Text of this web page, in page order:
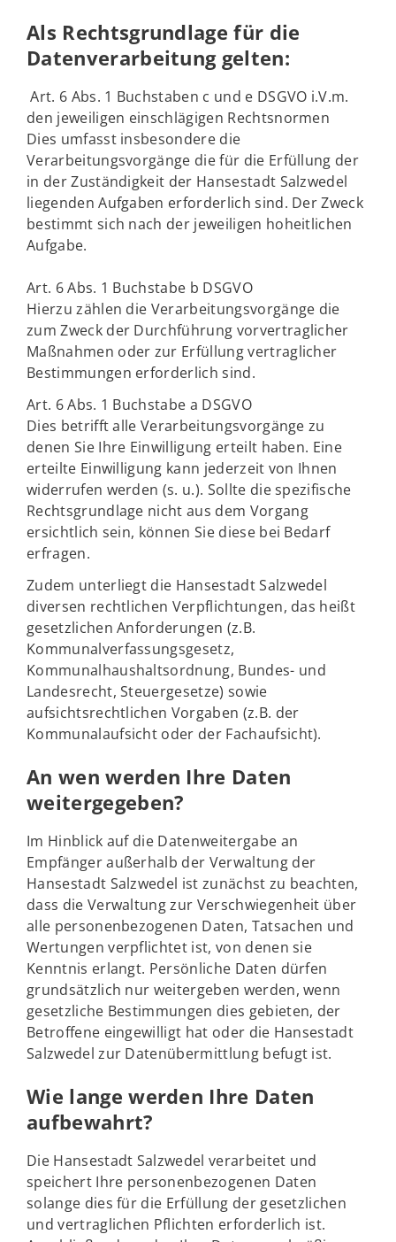
Als Rechtsgrundlage für die
Datenverarbeitung gelten:
Art. 6 Abs. 1 Buchstaben c und e DSGVO i.V.m.
den jeweiligen einschlägigen Rechtsnormen
Dies umfasst insbesondere die
Verarbeitungsvorgänge die für die Erfüllung der
in der Zuständigkeit der Hansestadt Salzwedel
liegenden Aufgaben erforderlich sind. Der Zweck
bestimmt sich nach der jeweiligen hoheitlichen
Aufgabe.
Art. 6 Abs. 1 Buchstabe b DSGVO
Hierzu zählen die Verarbeitungsvorgänge die
zum Zweck der Durchführung vorvertraglicher
Maßnahmen oder zur Erfüllung vertraglicher
Bestimmungen erforderlich sind.
Art. 6 Abs. 1 Buchstabe a DSGVO
Dies betrifft alle Verarbeitungsvorgänge zu
denen Sie Ihre Einwilligung erteilt haben. Eine
erteilte Einwilligung kann jederzeit von Ihnen
widerrufen werden (s. u.). Sollte die spezifische
Rechtsgrundlage nicht aus dem Vorgang
ersichtlich sein, können Sie diese bei Bedarf
erfragen.
Zudem unterliegt die Hansestadt Salzwedel
diversen rechtlichen Verpflichtungen, das heißt
gesetzlichen Anforderungen (z.B.
Kommunalverfassungsgesetz,
Kommunalhaushaltsordnung, Bundes- und
Landesrecht, Steuergesetze) sowie
aufsichtsrechtlichen Vorgaben (z.B. der
Kommunalaufsicht oder der Fachaufsicht).
An wen werden Ihre Daten
weitergegeben?
Im Hinblick auf die Datenweitergabe an
Empfänger außerhalb der Verwaltung der
Hansestadt Salzwedel ist zunächst zu beachten,
dass die Verwaltung zur Verschwiegenheit über
alle personenbezogenen Daten, Tatsachen und
Wertungen verpflichtet ist, von denen sie
Kenntnis erlangt. Persönliche Daten dürfen
grundsätzlich nur weitergeben werden, wenn
gesetzliche Bestimmungen dies gebieten, der
Betroffene eingewilligt hat oder die Hansestadt
Salzwedel zur Datenübermittlung befugt ist.
Wie lange werden Ihre Daten
aufbewahrt?
Die Hansestadt Salzwedel verarbeitet und
speichert Ihre personenbezogenen Daten
solange dies für die Erfüllung der gesetzlichen
und vertraglichen Pflichten erforderlich ist.